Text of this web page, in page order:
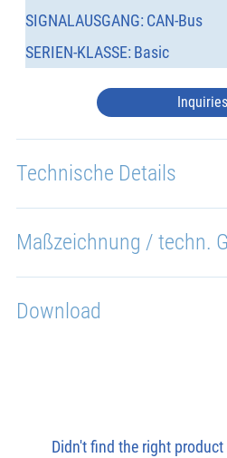
SIGNALAUSGANG: CAN-Bus
SERIEN-KLASSE: Basic
Inquiries
Technische Details
Maßzeichnung / techn.
Download
Didn't find the right product